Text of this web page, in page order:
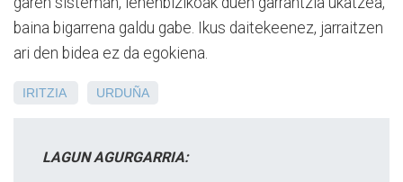
baina bigarrena galdu gabe. Ikus daitekeenez, jarraitzen
ari den bidea ez da egokiena.
IRITZIA URDUÑA
LAGUN AGURGARRIA: